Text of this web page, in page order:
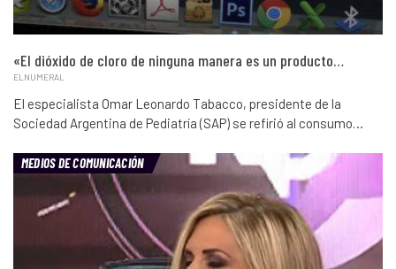
«El dióxido de cloro de ninguna manera es un producto…
ELNUMERAL
El especialista Omar Leonardo Tabacco, presidente de la
Sociedad Argentina de Pediatría (SAP) se refirió al consumo…
MEDIOS DE COMUNICACIÓN